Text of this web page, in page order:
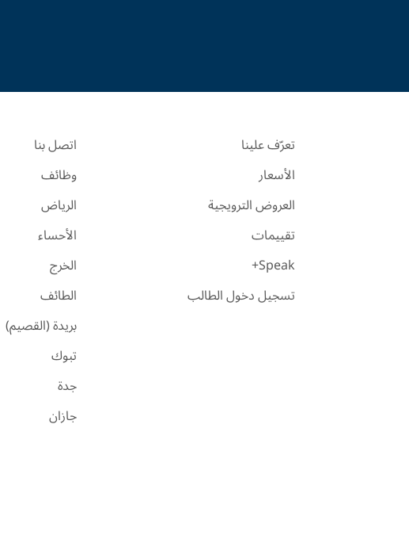
تعرّف علينا
الأسعار
العروض الترويجية
تقييمات
Speak+
تسجيل دخول الطالب
اتصل بنا
وظائف
الرياض
الأحساء
الخرج
الطائف
بريدة (القصيم)
تبوك
جدة
جازان